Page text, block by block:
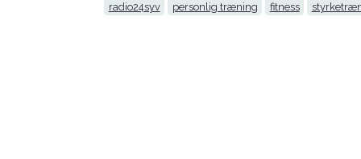
radio24syv personlig træning fitness